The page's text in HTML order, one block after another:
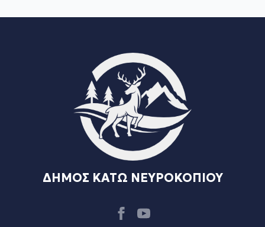
ΔΗΜΟΣ ΚΑΤΩ ΝΕΥΡΟΚΟΠΙΟΥ